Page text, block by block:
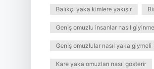
Balıkçı yaka kimlere yakışır
Geniş omuzlu insanlar nasıl
Geniş omuzlular nasıl yaka giymeli
Kare yaka omuzları nasıl gösterir